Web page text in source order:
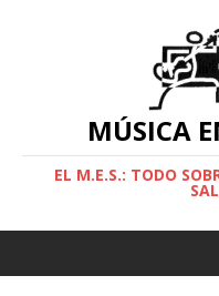
MÚSICA
EL M.E.S.: TODO